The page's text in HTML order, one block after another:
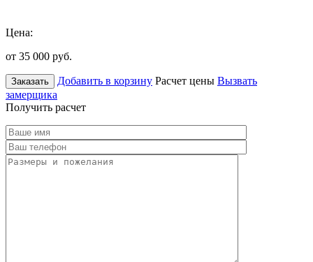
Цена:
от 35 000 руб.
Заказать Добавить в корзину Расчет цены Вызвать
замерщика
Получить расчет